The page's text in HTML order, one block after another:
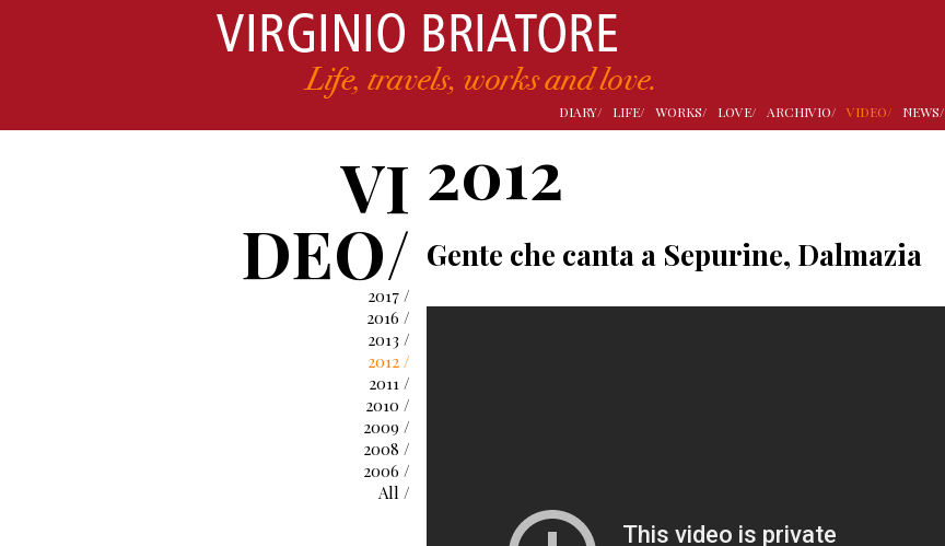
DIARY/ LIFE/ WORKS/ LOVE/ ARCHIVIO/ VIDEO/ NEWS/
VI
DEO/
2017 /
2016 /
2013 /
2012 /
2011 /
2010 /
2009 /
2008 /
2006 /
All /
2012
Gente che canta a Sepurine, Dalmazia